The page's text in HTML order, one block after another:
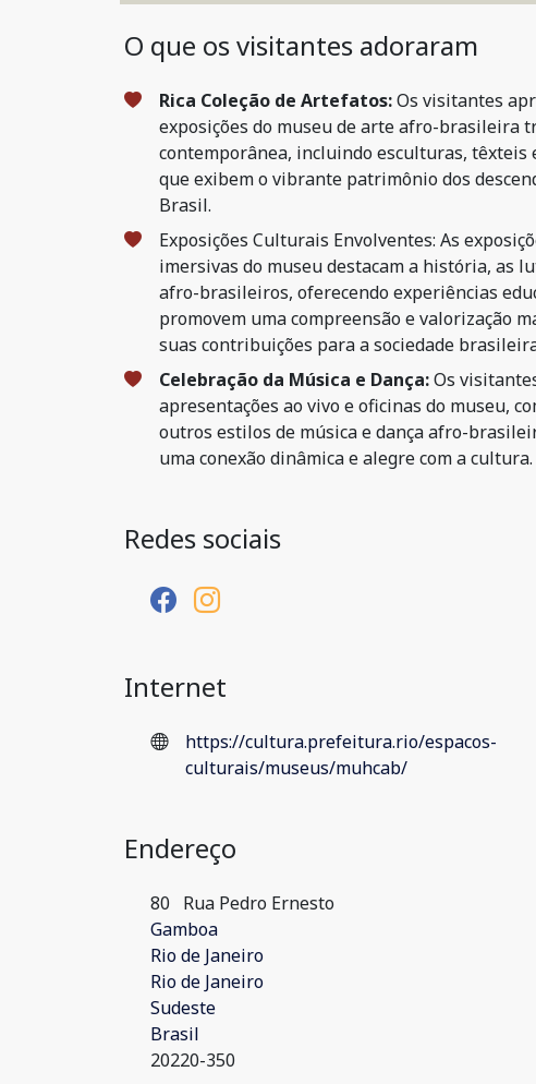
O que os visitantes adoraram
Rica Coleção de Artefatos:Os visitantes
exposições do museu de arte afro-brasileira
contemporânea, incluindo esculturas, têxteis
que exibem o vibrante patrimônio dos
Brasil.
Exposições Culturais Envolventes: As
imersivas do museu destacam a história, as
afro-brasileiros, oferecendo experiências
promovem uma compreensão e valorização
suas contribuições para a sociedade
Celebração da Música e Dança:Os
apresentações ao vivo e oficinas do museu,
outros estilos de música e dança afro-
uma conexão dinâmica e alegre com a cultura.
Redes sociais
Internet
https://cultura.prefeitura.rio/espacos-
culturais/museus/muhcab/
Endereço
80
Rua Pedro Ernesto
Gamboa
Rio de Janeiro
Rio de Janeiro
Sudeste
Brasil
20220-350